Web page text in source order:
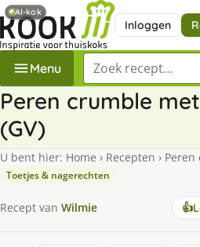
Inloggen
Menu Zoek een recept
Peren crumble
(GV)
U bent hier: Home › Recepten › Peren
Toetjes & nagerechten
Recept van Wilmie 👍
AI-kok